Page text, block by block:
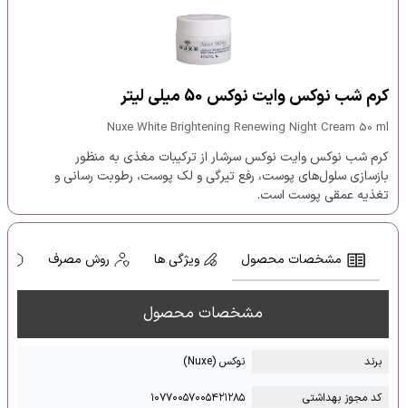
کرم شب نوکس وایت نوکس 50 میلی لیتر
Nuxe White Brightening Renewing Night Cream 50 ml
کرم شب نوکس وایت نوکس سرشار از ترکیبات مغذی به منظور
بازسازی سلول‌های پوست، رفع تیرگی و لک پوست، رطوبت رسانی و
تغذیه عمقی پوست است.
مشخصات محصول ویژگی ها روش مصرف
مشخصات محصول
برند نوکس (Nuxe)
کد مجوز بهداشتی ۱۰۷۷۰۰۵۷۰۰۵۴۲۱۲۸۵